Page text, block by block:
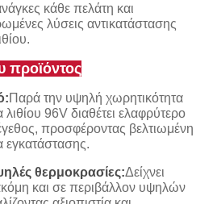
κάθε πελάτη και
λύσεις αντικατάστασης
προϊόντος
Παρά την υψηλή χωρητικότητα
96V διαθέτει ελαφρύτερο
προσφέροντας βελτιωμένη
εγκατάστασης.
θερμοκρασίες:Δείχνει
και σε περιβάλλον υψηλών